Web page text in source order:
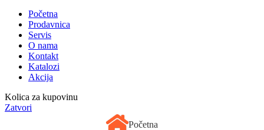
Početna
Prodavnica
Servis
O nama
Kontakt
Katalozi
Akcija
Kolica za kupovinu
Zatvori
Početna